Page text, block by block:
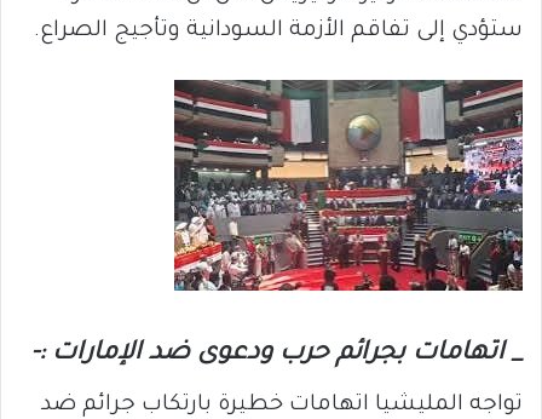
ستؤدي إلى تفاقم الأزمة السودانية وتأجيج الصراع.
_ اتهامات بجرائم حرب ودعوى ضد الإمارات :-
تواجه المليشيا اتهامات خطيرة بارتكاب جرائم ضد